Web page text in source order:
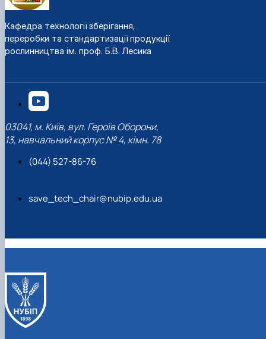
Кафедра технології зберігання,
переробки та стандартизації продукції
рослинництва ім. проф. Б.В. Лесика
03041, м. Київ, вул. Героїв Оборони,
13, навчальний корпус № 4, кімн. 78
(044) 527-86-76
save_tech_chair@nubip.edu.ua